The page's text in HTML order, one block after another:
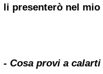
li presenterò nel
- Cosa provi a